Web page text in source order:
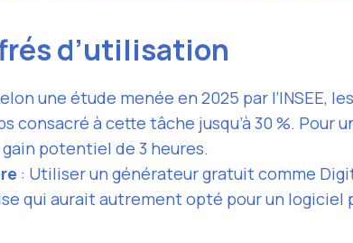
d’utilisation
une étude menée en 2025 par
consacré à cette tâche jusqu’à 30 %. Pour
potentiel de 3 heures.
: Utiliser un générateur gratuit comme
qui aurait autrement opté pour un logiciel